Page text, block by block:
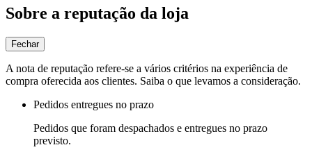
Sobre a reputação da loja
Fechar
A nota de reputação refere-se a vários critérios na experiência de
compra oferecida aos clientes. Saiba o que levamos a consideração.
Pedidos entregues no prazo
Pedidos que foram despachados e entregues no prazo
previsto.